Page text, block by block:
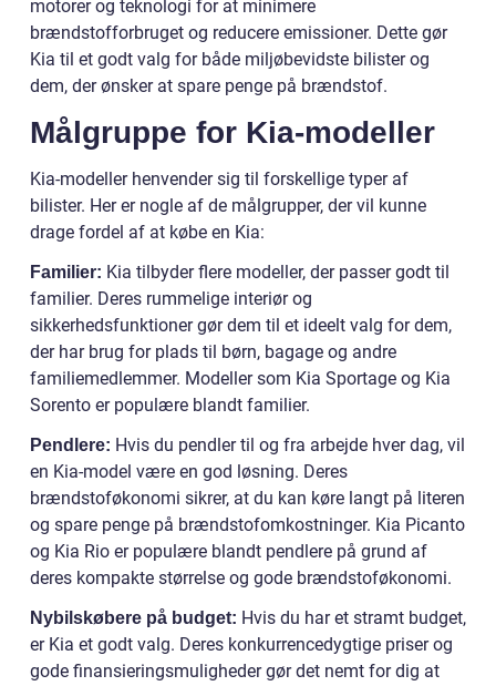
motorer og teknologi for at minimere
brændstofforbruget og reducere emissioner. Dette gør
Kia til et godt valg for både miljøbevidste bilister og
dem, der ønsker at spare penge på brændstof.
Målgruppe for Kia-modeller
Kia-modeller henvender sig til forskellige typer af
bilister. Her er nogle af de målgrupper, der vil kunne
drage fordel af at købe en Kia:
Familier: Kia tilbyder flere modeller, der passer godt til
familier. Deres rummelige interiør og
sikkerhedsfunktioner gør dem til et ideelt valg for dem,
der har brug for plads til børn, bagage og andre
familiemedlemmer. Modeller som Kia Sportage og Kia
Sorento er populære blandt familier.
Pendlere: Hvis du pendler til og fra arbejde hver dag, vil
en Kia-model være en god løsning. Deres
brændstoføkonomi sikrer, at du kan køre langt på literen
og spare penge på brændstofomkostninger. Kia Picanto
og Kia Rio er populære blandt pendlere på grund af
deres kompakte størrelse og gode brændstoføkonomi.
Nybilskøbere på budget: Hvis du har et stramt budget,
er Kia et godt valg. Deres konkurrencedygtige priser og
gode finansieringsmuligheder gør det nemt for dig at